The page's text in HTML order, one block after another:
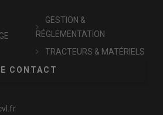
GESTION &
RÉGLEMENTATION
TRACTEURS & MATÉRIELS
CONTACT